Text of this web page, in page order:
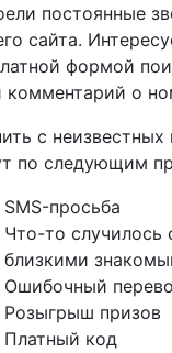
постоянные
сайта.
формой
комментарий о
с
по следующим
SMS-просьба
Что-то случилось
близкими
Ошибочный
Розыгрыш призов
Платный код